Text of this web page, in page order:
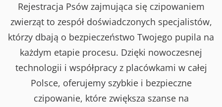
Rejestracja Psów zajmująca się czipowaniem
zwierząt to zespół doświadczonych specjalistów,
którzy dbają o bezpieczeństwo Twojego pupila na
każdym etapie procesu. Dzięki nowoczesnej
technologii i współpracy z placówkami w całej
Polsce, oferujemy szybkie i bezpieczne
czipowanie, które zwiększa szanse na